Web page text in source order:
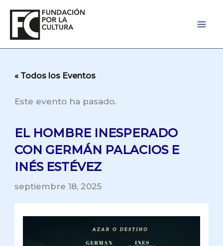
contenido
« Todos los Eventos
Este evento ha pasado.
EL HOMBRE INESPERADO
CON GERMÁN PALACIOS E
INÉS ESTÉVEZ
septiembre 18, 2025